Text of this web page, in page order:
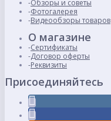
Обзоры и советы
Фотогалерея
Видеообзоры товаров
О магазине
Сертификаты
Договор оферты
Реквизиты
Присоединяйтесь